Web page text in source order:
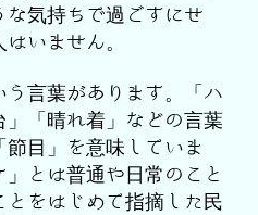
な気持ちで過ごすにせ
いません。
言葉があります。「ハ
」「晴れ着」などの言葉
目」を意味していま
とは普通や日常のこと
とをはじめて指摘した民